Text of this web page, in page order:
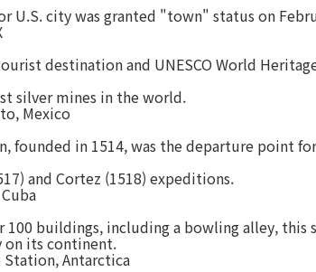
U.S. city was granted "town" status on
destination and UNESCO World
silver mines in the world.
Mexico
founded in 1514, was the departure point
and Cortez (1518) expeditions.
100 buildings, including a bowling alley,
its continent.
Station, Antarctica